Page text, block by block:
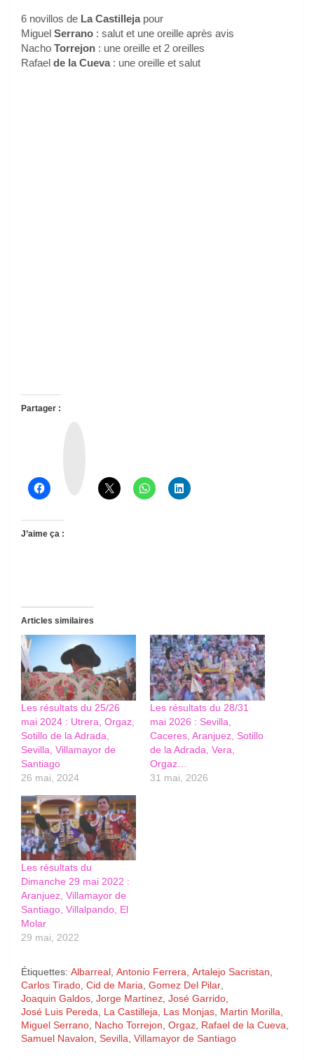
6 novillos de La Castillejapour
Miguel Serrano : salut et une oreille après avis
Nacho Torrejon : une oreille et 2 oreilles
Rafael de la Cueva: une oreille et salut
Partager :
J’aime ça :
Articles similaires
Les résultats du 25/26
mai 2024 : Utrera, Orgaz,
Sotillo de la Adrada,
Sevilla, Villamayor de
Santiago
26 mai, 2024
Les résultats du 28/31
mai 2026 : Sevilla,
Caceres, Aranjuez, Sotillo
de la Adrada, Vera,
Orgaz…
31 mai, 2026
Les résultats du
Dimanche 29 mai 2022 :
Aranjuez, Villamayor de
Santiago, Villalpando, El
Molar
29 mai, 2022
Étiquettes: Albarreal, Antonio Ferrera, Artalejo Sacristan,
Carlos Tirado, Cid de Maria, Gomez Del Pilar,
Joaquin Galdos, Jorge Martinez, José Garrido,
José Luis Pereda, La Castilleja, Las Monjas, Martin Morilla,
Miguel Serrano, Nacho Torrejon, Orgaz, Rafael de la Cueva,
Samuel Navalon, Sevilla, Villamayor de Santiago